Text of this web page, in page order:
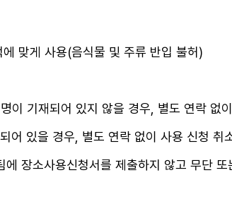
맞게 사용(음식물 및 주류 반입 불허)
이 기재되어 있지 않을 경우, 별도 연락 없
어 있을 경우, 별도 연락 없이 사용 신청 취
장소사용신청서를 제출하지 않고 무단